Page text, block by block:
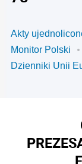
Akty
Monitor Polski
Dzienniki Unii